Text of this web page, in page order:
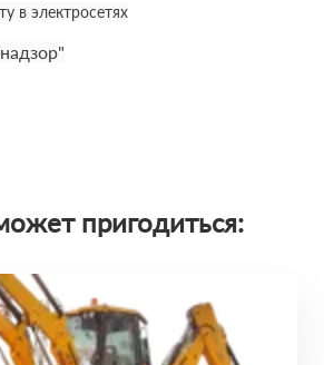
в электросетях
пригодиться: